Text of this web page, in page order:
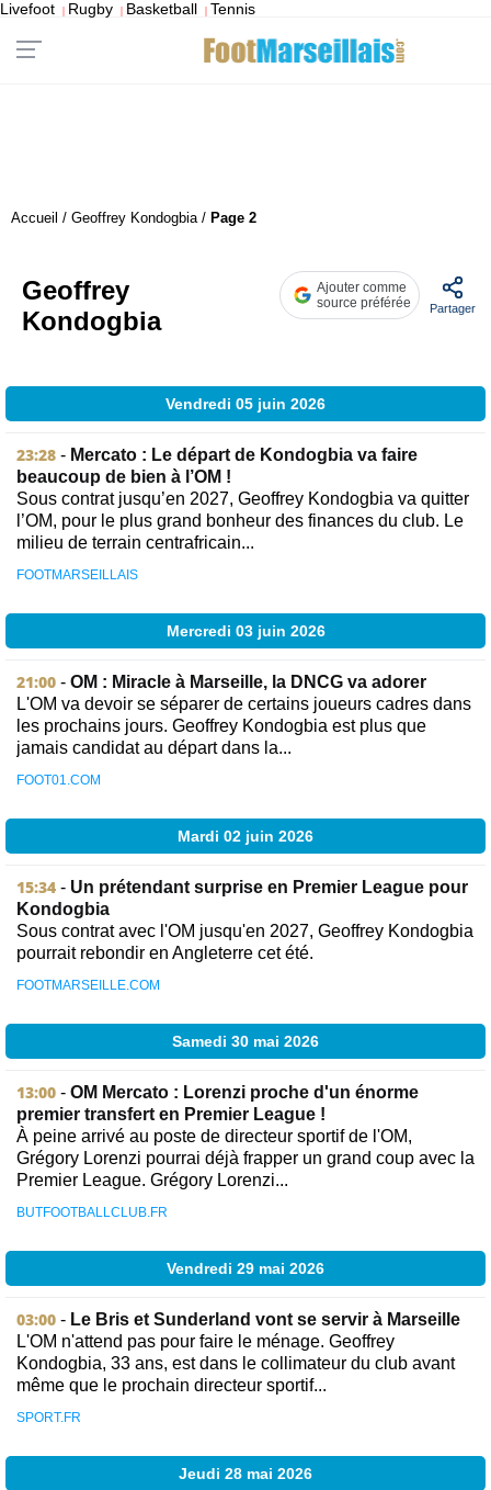
Livefoot | Rugby | Basketball | Tennis
Accueil / Geoffrey Kondogbia/ Page 2
Geoffrey
Kondogbia
Ajouter comme
source préférée
Partager
Vendredi 05 juin 2026
23:28 - Mercato : Le départ de Kondogbia va faire
beaucoup de bien à l’OM !
Sous contrat jusqu’en 2027, Geoffrey Kondogbia va quitter
l’OM, pour le plus grand bonheur des finances du club. Le
milieu de terrain centrafricain...
FOOTMARSEILLAIS
Mercredi 03 juin 2026
21:00 - OM : Miracle à Marseille, la DNCG va adorer
L'OM va devoir se séparer de certains joueurs cadres dans
les prochains jours. Geoffrey Kondogbia est plus que
jamais candidat au départ dans la...
FOOT01.COM
Mardi 02 juin 2026
15:34 - Un prétendant surprise en Premier League pour
Kondogbia
Sous contrat avec l'OM jusqu'en 2027, Geoffrey Kondogbia
pourrait rebondir en Angleterre cet été.
FOOTMARSEILLE.COM
Samedi 30 mai 2026
13:00 - OM Mercato : Lorenzi proche d'un énorme
premier transfert en Premier League !
À peine arrivé au poste de directeur sportif de l'OM,
Grégory Lorenzi pourrai déjà frapper un grand coup avec la
Premier League. Grégory Lorenzi...
BUTFOOTBALLCLUB.FR
Vendredi 29 mai 2026
03:00 - Le Bris et Sunderland vont se servir à Marseille
L'OM n'attend pas pour faire le ménage. Geoffrey
Kondogbia, 33 ans, est dans le collimateur du club avant
même que le prochain directeur sportif...
SPORT.FR
Jeudi 28 mai 2026